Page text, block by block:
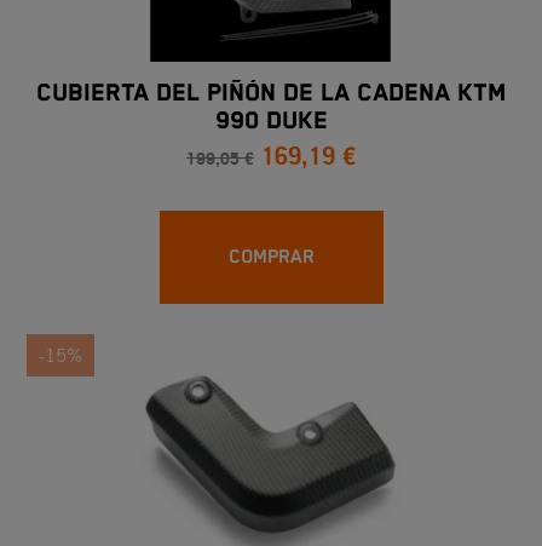
CUBIERTA DEL PIÑÓN DE LA CADENA KTM
990 DUKE
199,05 € 169,19 €
COMPRAR
-15%